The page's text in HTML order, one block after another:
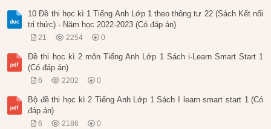
10 Đề thi học kì 1 Tiếng Anh Lớp 1 theo thông tư 22 (Sách Kết nối
tri thức) - Năm học 2022-2023 (Có đáp án)
21 2254 0
Đề thi học kì 2 môn Tiếng Anh Lớp 1 Sách i-Learn Smart Start 1
(Có đáp án)
6 2202 0
Bộ đề thi học kì 2 Tiếng Anh Lớp 1 Sách I learn smart start 1 (Có
đáp án)
6 2186 0